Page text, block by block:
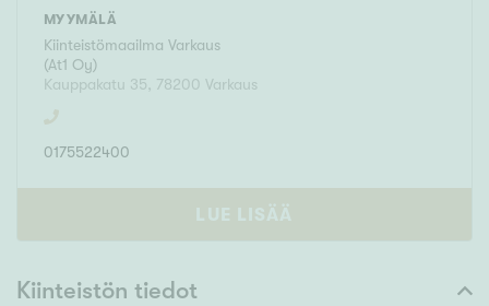
MYYMÄLÄ
Kiinteistömaailma Varkaus
(At1 Oy)
Kauppakatu 35, 78200 Varkaus
0175522400
LUE LISÄÄ
Kiinteistön tiedot